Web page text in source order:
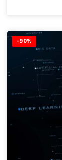
-90%